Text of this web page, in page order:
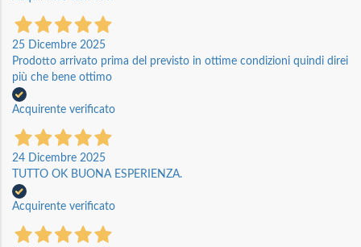
25 Dicembre 2025
Prodotto arrivato prima del previsto in ottime condizioni quindi direi
più che bene ottimo
Acquirente verificato
24 Dicembre 2025
TUTTO OK BUONA ESPERIENZA.
Acquirente verificato